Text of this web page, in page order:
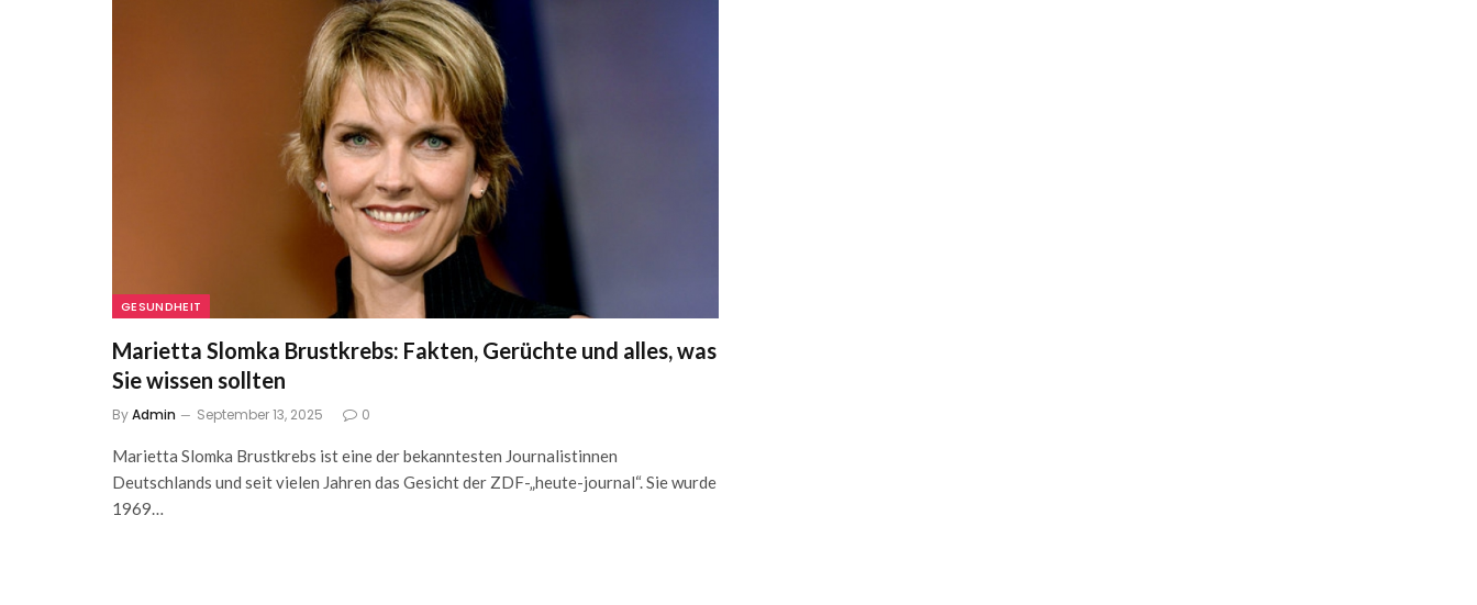
GESUNDHEIT
Marietta Slomka Brustkrebs: Fakten, Gerüchte und alles, was
Sie wissen sollten
ByAdmin September 13, 2025 0
Marietta Slomka Brustkrebs ist eine der bekanntesten Journalistinnen
Deutschlands und seit vielen Jahren das Gesicht der ZDF-„heute-journal“. Sie wurde
1969…